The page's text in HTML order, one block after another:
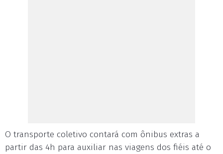
O transporte coletivo contará com ônibus extras a
partir das 4h para auxiliar nas viagens dos fiéis até o